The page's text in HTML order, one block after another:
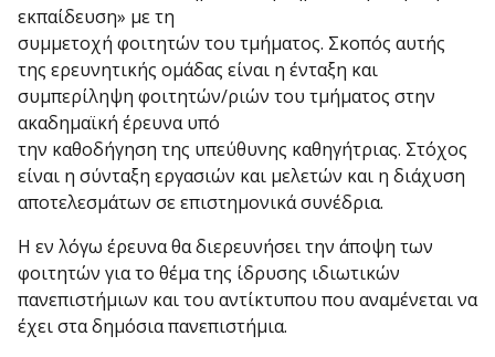
εκπαίδευση» με τη
συμμετοχή φοιτητών του τμήματος. Σκοπός αυτής
της ερευνητικής ομάδας είναι η ένταξη και
συμπερίληψη φοιτητών/ριών του τμήματος στην
ακαδημαϊκή έρευνα υπό
την καθοδήγηση της υπεύθυνης καθηγήτριας. Στόχος
είναι η σύνταξη εργασιών και μελετών και η διάχυση
αποτελεσμάτων σε επιστημονικά συνέδρια.
Η εν λόγω έρευνα θα διερευνήσει την άποψη των
φοιτητών για το θέμα της ίδρυσης ιδιωτικών
πανεπιστήμιων και του αντίκτυπου που αναμένεται να
έχει στα δημόσια πανεπιστήμια.